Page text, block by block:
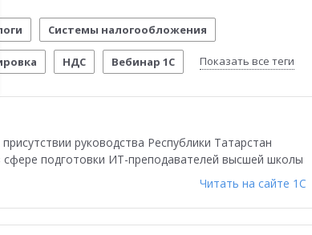
Системы налогообложения
НДС Вебинар 1С Показать все теги
Отчетность по МСФО Новости Платформы
54-ФЗ Воинский учет Честный знак
Розничная торговля
Автоматизация бизнеса Управление продажами
руководства Республики Татарстан
подготовки ИТ-преподавателей высшей школы
Читать на сайте 1C